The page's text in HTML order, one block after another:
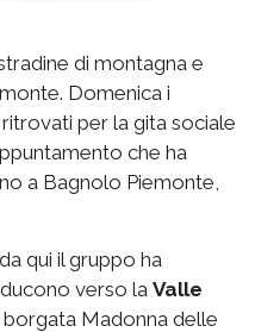
stradine di montagna e
Domenica i
per la gita sociale
che ha
a Bagnolo Piemonte,
qui il gruppo ha
verso la Valle
borgata Madonna delle